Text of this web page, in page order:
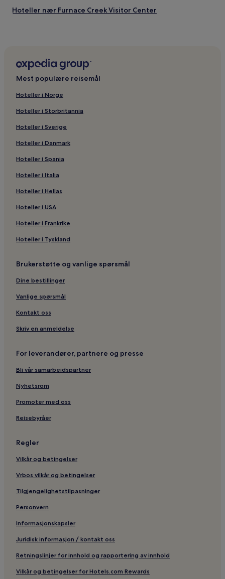
Hoteller nær Furnace Creek Visitor Center
Hoteller nær Badwater
Hoteller nær Red Pass
Hoteller nær Furnace Creek Golf Course
Hoteller nær Golden Canyon Trailhead
Hoteller i Death Valley
Mest populære reisemål
Hoteller i Norge
Hoteller i Storbritannia
Hoteller i Sverige
Hoteller i Danmark
Hoteller i Spania
Hoteller i Italia
Hoteller i Hellas
Hoteller i USA
Hoteller i Frankrike
Hoteller i Tyskland
Brukerstøtte og vanlige spørsmål
Dine bestillinger
Vanlige spørsmål
Kontakt oss
Skriv en anmeldelse
For leverandører, partnere og presse
Bli vår samarbeidspartner
Nyhetsrom
Promoter med oss
Reisebyråer
Regler
Vilkår og betingelser
Vrbos vilkår og betingelser
Tilgjengelighetstilpasninger
Personvern
Informasjonskapsler
Juridisk informasjon / kontakt oss
Retningslinjer for innhold og rapportering av innhold
Vilkår og betingelser for Hotels.com Rewards